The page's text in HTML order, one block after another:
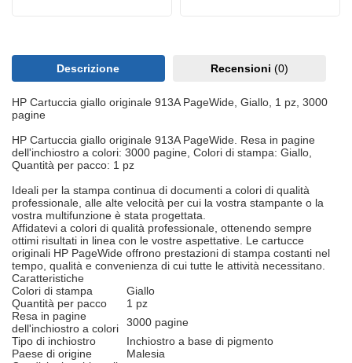
Descrizione Recensioni (0)
HP Cartuccia giallo originale 913A PageWide, Giallo, 1 pz, 3000
pagine
HP Cartuccia giallo originale 913A PageWide. Resa in pagine
dell'inchiostro a colori: 3000 pagine, Colori di stampa: Giallo,
Quantità per pacco: 1 pz
Ideali per la stampa continua di documenti a colori di qualità
professionale, alle alte velocità per cui la vostra stampante o la
vostra multifunzione è stata progettata.
Affidatevi a colori di qualità professionale, ottenendo sempre
ottimi risultati in linea con le vostre aspettative. Le cartucce
originali HP PageWide offrono prestazioni di stampa costanti nel
tempo, qualità e convenienza di cui tutte le attività necessitano.
Caratteristiche
Colori di stampa
Giallo
Quantità per pacco
1 pz
Resa in pagine
dell'inchiostro a colori
3000 pagine
Tipo di inchiostro
Inchiostro a base di pigmento
Paese di origine
Malesia